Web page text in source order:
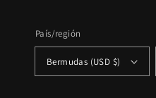
País/región
Bermudas (USD $)